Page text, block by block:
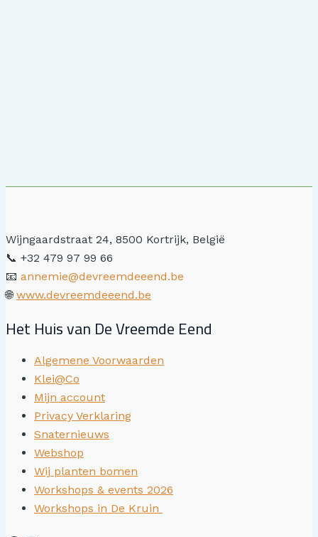
Wijngaardstraat 24, 8500 Kortrijk, België
📞 +32 479 97 99 66
📧 annemie@devreemdeeend.be
🌐 www.devreemdeeend.be
Het Huis van De Vreemde Eend
Algemene Voorwaarden
Klei@Co
Mijn account
Privacy Verklaring
Snaternieuws
Webshop
Wij planten bomen
Workshops & events 2026
Workshops in De Kruin